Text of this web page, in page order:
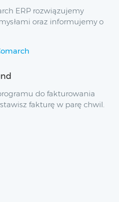
ERP rozwiązujemy
oraz informujemy o
do fakturowania
fakturę w parę chwil.